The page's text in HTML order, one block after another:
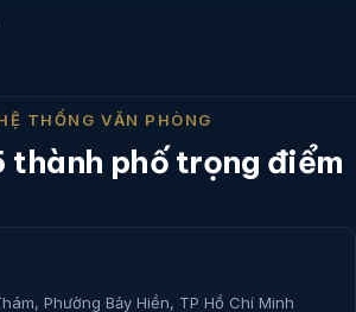
THỐNG VĂN PHÒNG
thành phố trọng điểm
Phường Bảy Hiền, TP Hồ Chí Minh